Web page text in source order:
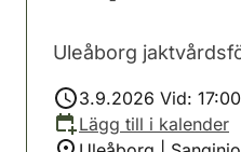
Uleåborg
3.9.2026 Vid:
Lägg till i kalender